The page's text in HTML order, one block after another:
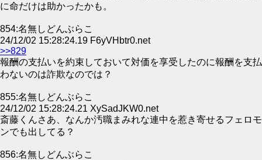
に命だけは助かったかも。
854:名無しどんぶらこ
24/12/02 15:28:24.19 F6yVHbtr0.net
>>829
報酬の支払いを約束しておいて対価を享受したのに報酬を支払
わないのは詐欺なのでは？
855:名無しどんぶらこ
24/12/02 15:28:24.21 XySadJKW0.net
斎藤くんさあ、なんか汚職まみれな連中を惹き寄せるフェロモ
ンでも出してる？
856:名無しどんぶらこ